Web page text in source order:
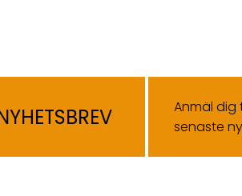
Anmäl dig
senaste